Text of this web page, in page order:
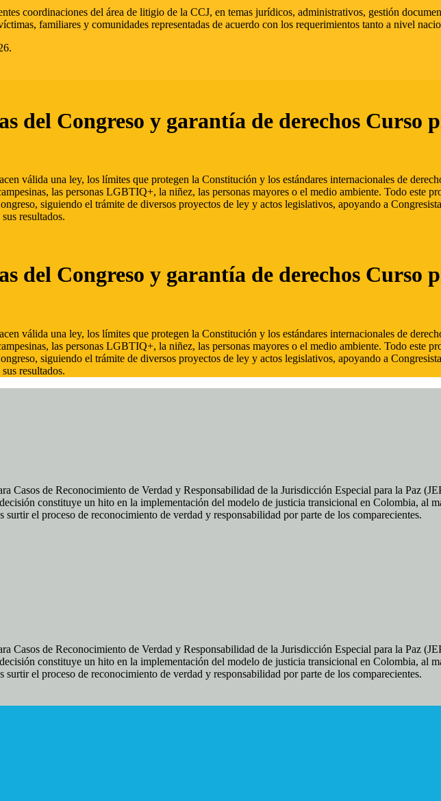
coordinaciones del área de litigio de la CCJ, en temas jurídicos, administrativos, gestión
familiares y comunidades representadas de acuerdo con los requerimientos tanto a nivel
del Congreso y garantía de derechos Curso
válida una ley, los límites que protegen la Constitución y los estándares internacionales de
las personas LGBTIQ+, la niñez, las personas mayores o el medio ambiente. Todo este
siguiendo el trámite de diversos proyectos de ley y actos legislativos, apoyando a
resultados.
del Congreso y garantía de derechos Curso
válida una ley, los límites que protegen la Constitución y los estándares internacionales de
las personas LGBTIQ+, la niñez, las personas mayores o el medio ambiente. Todo este
siguiendo el trámite de diversos proyectos de ley y actos legislativos, apoyando a
resultados.
Casos de Reconocimiento de Verdad y Responsabilidad de la Jurisdicción Especial para la Paz
constituye un hito en la implementación del modelo de justicia transicional en Colombia, al
el proceso de reconocimiento de verdad y responsabilidad por parte de los comparecientes.
Casos de Reconocimiento de Verdad y Responsabilidad de la Jurisdicción Especial para la Paz
constituye un hito en la implementación del modelo de justicia transicional en Colombia, al
el proceso de reconocimiento de verdad y responsabilidad por parte de los comparecientes.